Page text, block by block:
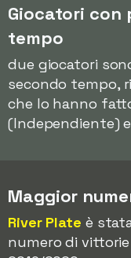
Giocatori con
tempo
due giocatori
secondo tempo,
che lo hanno
(Independiente) e
Maggior
River Plate è
numero di